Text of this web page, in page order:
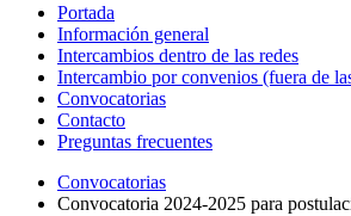
Portada
Información general
Intercambios dentro de las redes
Intercambio por convenios (fuera de
Convocatorias
Contacto
Preguntas frecuentes
Convocatorias
Convocatoria 2024-2025 para